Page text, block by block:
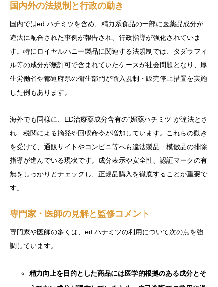
国内外の法規制と行政の動き
国内ではed ハチミツを含め、精力系食品の一部に医薬品成分が
違法に配合された事例が報告され、行政指導が強化されていま
す。特にロイヤルハニー製品に関連する法規制では、タダラフィ
ル等の成分が無許可で含まれていたケースが社会問題となり、厚
生労働省や都道府県の衛生部門が輸入規制・販売停止措置を実施
した例もあります。
海外でも同様に、ED治療薬成分含有の“媚薬ハチミツ”が違法とさ
れ、税関による摘発や回収命令が増加しています。これらの動き
を受けて、通販サイトやコンビニ等へも違法製品・模倣品の排除
指導が進んでいる現状です。成分表示や安全性、認証マークの有
無をしっかりとチェックし、正規品購入を徹底することが重要で
す。
専門家・医師の見解と監修コメント
専門家や医師の多くは、ed ハチミツの利用について次の点を強
調しています。
精力向上を目的とした商品には医学的根拠のある成分とそ